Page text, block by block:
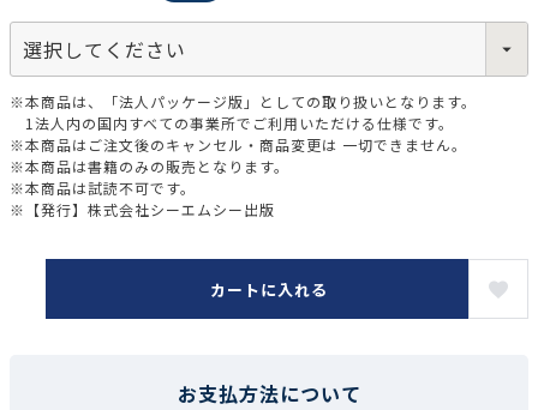
※本商品は、「法人パッケージ版」としての取り扱いとなります。
1法人内の国内すべての事業所でご利用いただける仕様です。
※本商品はご注文後のキャンセル・商品変更は 一切できません。
※本商品は書籍のみの販売となります。
※本商品は試読不可です。
※【発行】株式会社シーエムシー出版
カートに入れる
お支払方法について